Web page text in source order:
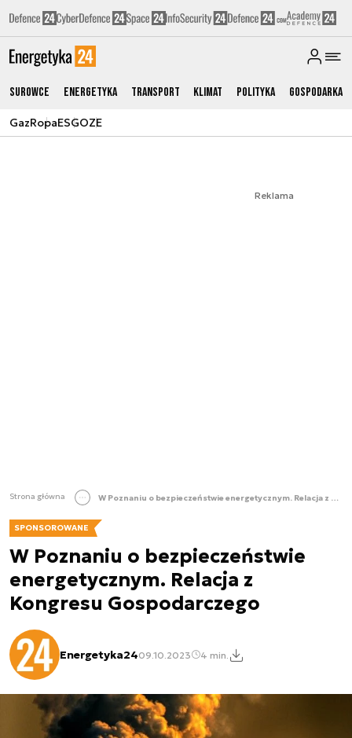
Surowce Energetyka Transport Klimat Polityka Gospodarka
GazRopaESGOZE
Reklama
Strona główna W Poznaniu o bezpieczeństwie energetycznym. Relacja z Kongresu Gospodarczego
SPONSOROWANE
W Poznaniu o bezpieczeństwie
energetycznym. Relacja z
Kongresu Gospodarczego
Energetyka2409.10.2023 4 min.